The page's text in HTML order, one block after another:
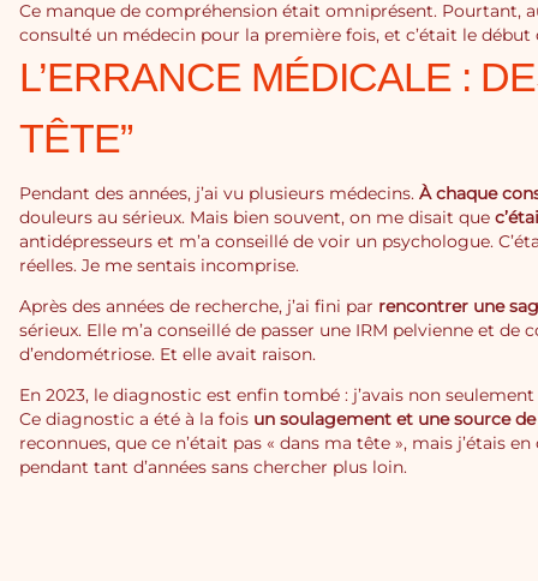
Ce manque de compréhension était omniprésent. Pourtant,
consulté un médecin pour la première fois, et c’était le début
L’ERRANCE MÉDICALE :
TÊTE”
Pendant des années, j’ai vu plusieurs médecins. À chaque
douleurs au sérieux. Mais bien souvent, on me disait que
antidépresseurs et m’a conseillé de voir un psychologue.
réelles. Je me sentais incomprise.
Après des années de recherche, j’ai fini par rencontrer une
sérieux. Elle m’a conseillé de passer une IRM pelvienne et
d’endométriose. Et elle avait raison.
En 2023, le diagnostic est enfin tombé : j’avais non
Ce diagnostic a été à la fois un soulagement et une source
reconnues, que ce n’était pas « dans ma tête », mais j’étais
pendant tant d’années sans chercher plus loin.